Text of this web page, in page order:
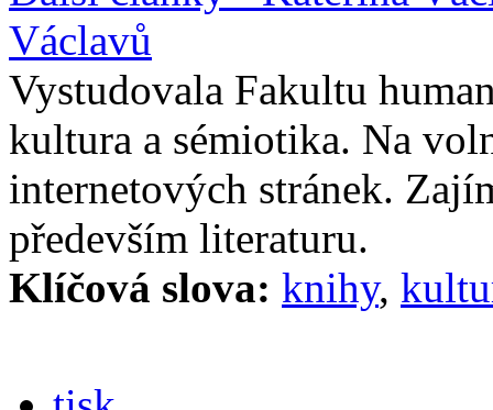
Václavů
Vystudovala Fakultu
kultura a sémiotika. Na
internetových stránek.
především literaturu.
Klíčová slova: knihy,